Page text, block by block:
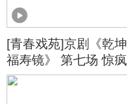
[青春戏苑]京剧《乾坤
福寿镜》 第七场 惊疯